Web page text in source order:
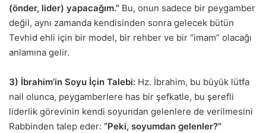
(önder, lider) yapacağım.” Bu, onun sadece bir peygamber
değil, aynı zamanda kendisinden sonra gelecek bütün
Tevhid ehli için bir model, bir rehber ve bir “imam” olacağı
anlamına gelir.
3) İbrahim’in Soyu İçin Talebi: Hz. İbrahim, bu büyük lütfa
nail olunca, peygamberlere has bir şefkatle, bu şerefli
liderlik görevinin kendi soyundan gelenlere de verilmesini
Rabbinden talep eder: “Peki, soyumdan gelenler?”